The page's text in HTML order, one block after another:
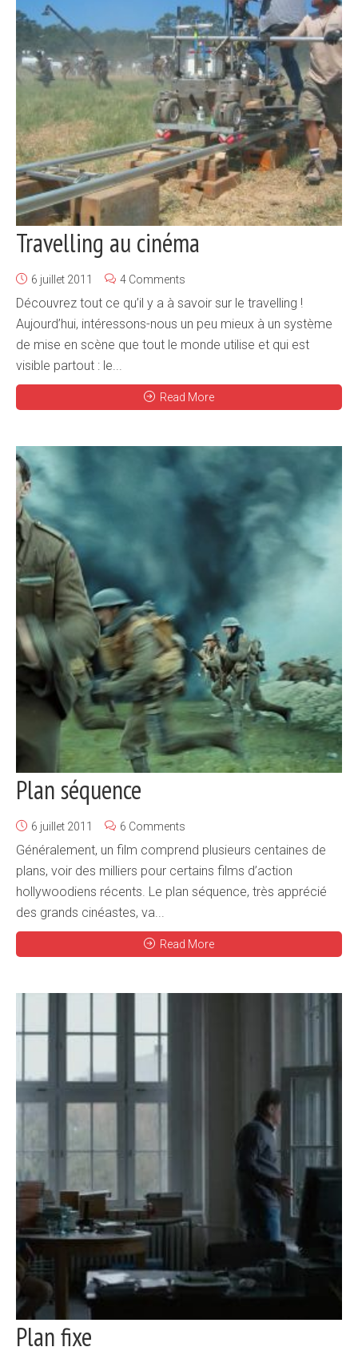
Travelling au cinéma
6 juillet 2011 4 Comments
Découvrez tout ce qu’il y a à savoir sur le travelling !
Aujourd’hui, intéressons-nous un peu mieux à un système
de mise en scène que tout le monde utilise et qui est
visible partout : le...
Read More
Plan séquence
6 juillet 2011 6 Comments
Généralement, un film comprend plusieurs centaines de
plans, voir des milliers pour certains films d’action
hollywoodiens récents. Le plan séquence, très apprécié
des grands cinéastes, va...
Read More
Plan fixe